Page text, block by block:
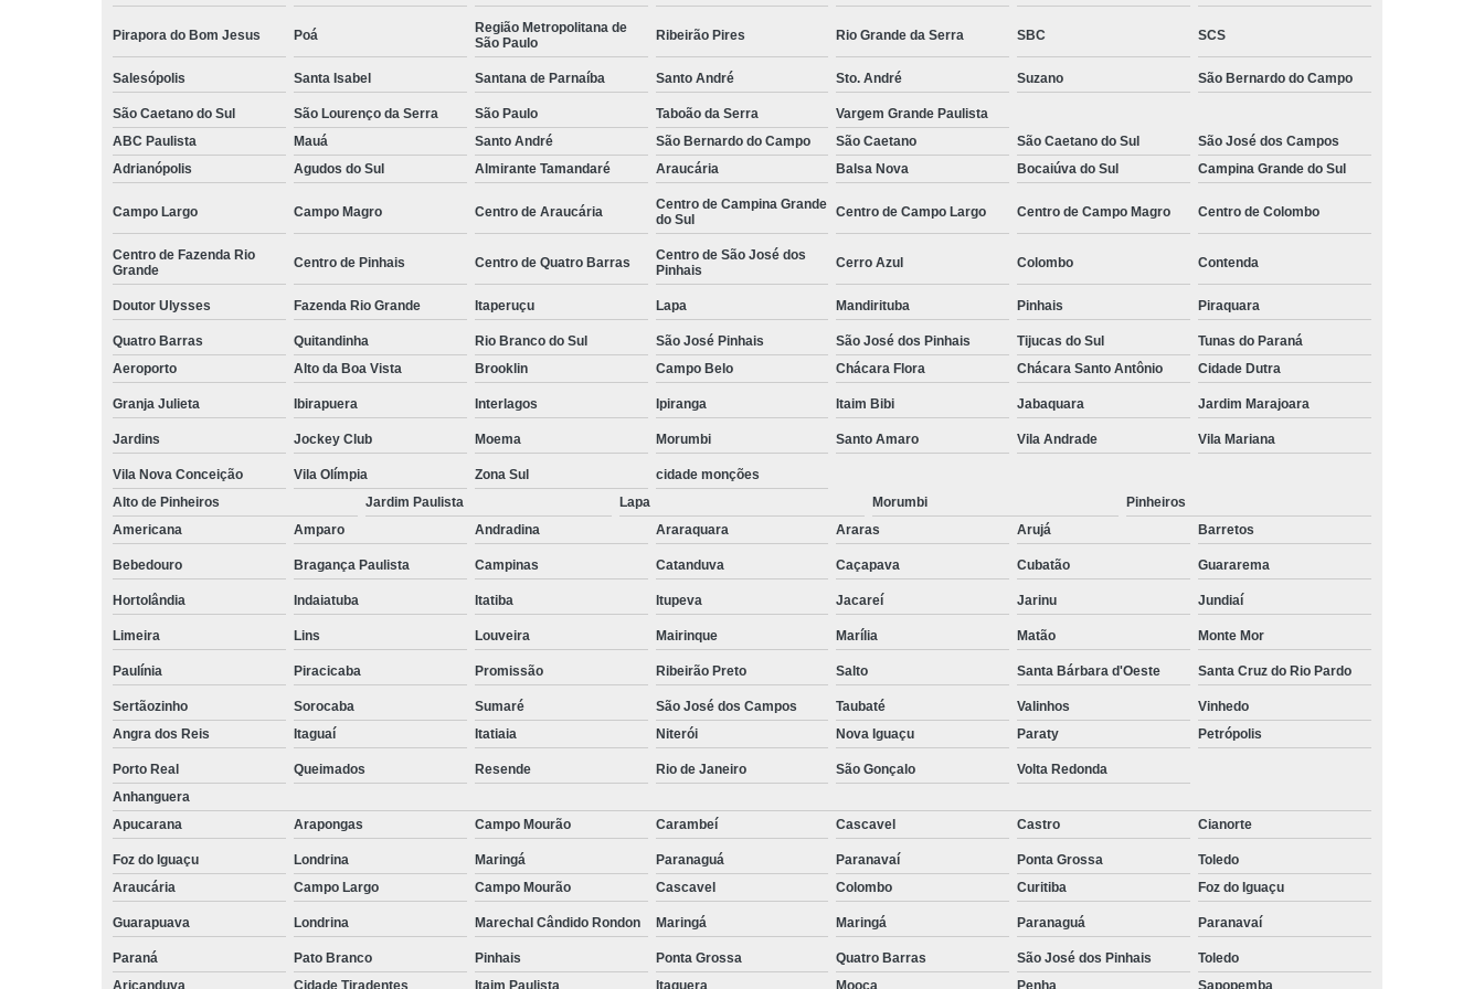
Serviços de
zeladoria
Serviços
terceirizados de
ajudante
Serviços
terceirizados de
Terceirização de
almoxarifes
Terceirização de
cargas e
Terceirização de
conferentes
empilhadeiras
Terceirização de
empilhadeiristas
Terceirização de
facilities
Terceirização de
limpezas
Terceirização de
movimentação
Terceirização de
serviço
Terceirizações
de mão de obra
Empresa de Monitoramento e Segurança
Empresa de Monitoramento Residencial
Empresa Especializada em Monitoramento
Empresa Monitoramento 24 Horas
Empresa Terceirizada de Monitoramento
Empresa de Jardinagem e Paisagismo
Empresa de Paisagismo
Empresa de Paisagismo e Jardinagem Predial
Empresa de Paisagismo Predial
Empresa de Paisagismo Terceirizado
Empresa Especializada em Paisagismo
Empresa Especializada em Paisagismo Predial
Empresa Jardinagem e Paisagismo
Empresa Paisagismo e Jardinagem
Empresa de Consultoria de Recrutamento e Seleção
Empresa de Recrutamento e Seleção de Pessoas
Empresa de Recrutamento e Seleção Mais Próximo de Mim
Empresa de Recrutamento e Seleção Perto de Mim
Empresa de Recrutamento e Seleção Próximo de Mim
Empresa de Seleção e Recrutamento
Empresa Especialista em Recrutamento e Seleção
Empresa Especializada em Recrutamento e Seleção
Empresa Recrutamento e Seleção
Empresa de Terceirização
Empresa de Terceirização de Limpeza
Empresa de Terceirização de Mão de Obra
Empresa de Terceirização de Portaria
Pirapora do Bom Jesus Poá
Região Metropolitana de
São Paulo
Ribeirão Pires Rio Grande da Serra SBC SCS
Salesópolis Santa Isabel Santana de Parnaíba Santo André Sto. André Suzano São Bernardo do Campo
São Caetano do Sul São Lourenço da Serra São Paulo Taboão da Serra
Vargem Grande Paulista
ABC Paulista
Mauá Santo André São Bernardo do Campo São Caetano São Caetano do Sul
São José dos Campos
Adrianópolis
Agudos do Sul Almirante Tamandaré Araucária Balsa Nova Bocaiúva do Sul Campina Grande do Sul
Campo Largo Campo Magro Centro de Araucária
Centro de Campina Grande
do Sul
Centro de Campo Largo Centro de Campo Magro Centro de Colombo
Centro de Fazenda Rio
Grande
Centro de Pinhais Centro de Quatro Barras
Centro de São José dos
Pinhais
Cerro Azul Colombo Contenda
Doutor Ulysses Fazenda Rio Grande Itaperuçu Lapa Mandirituba Pinhais Piraquara
Quatro Barras Quitandinha Rio Branco do Sul São José Pinhais São José dos Pinhais Tijucas do Sul
Tunas do Paraná
Aeroporto
Alto da Boa Vista Brooklin Campo Belo Chácara Flora Chácara Santo Antônio Cidade Dutra
Granja Julieta Ibirapuera Interlagos Ipiranga Itaim Bibi Jabaquara Jardim Marajoara
Jardins Jockey Club Moema Morumbi Santo Amaro Vila Andrade Vila Mariana
Vila Nova Conceição Vila Olímpia Zona Sul
cidade monções
Alto de Pinheiros
Jardim Paulista Lapa Morumbi
Pinheiros
Americana
Amparo Andradina Araraquara Araras Arujá Barretos
Bebedouro Bragança Paulista Campinas Catanduva Caçapava Cubatão Guararema
Hortolândia Indaiatuba Itatiba Itupeva Jacareí Jarinu Jundiaí
Limeira Lins Louveira Mairinque Marília Matão Monte Mor
Paulínia Piracicaba Promissão Ribeirão Preto Salto Santa Bárbara d'Oeste Santa Cruz do Rio Pardo
Sertãozinho Sorocaba Sumaré São José dos Campos Taubaté Valinhos
Vinhedo
Angra dos Reis
Itaguaí Itatiaia Niterói Nova Iguaçu Paraty Petrópolis
Porto Real Queimados Resende Rio de Janeiro São Gonçalo
Volta Redonda
Anhanguera
Apucarana
Arapongas Campo Mourão Carambeí Cascavel Castro Cianorte
Foz do Iguaçu Londrina Maringá Paranaguá Paranavaí Ponta Grossa
Toledo
Araucária
Campo Largo Campo Mourão Cascavel Colombo Curitiba Foz do Iguaçu
Guarapuava Londrina Marechal Cândido Rondon Maringá Maringá Paranaguá Paranavaí
Paraná Pato Branco Pinhais Ponta Grossa Quatro Barras São José dos Pinhais
Toledo
Aricanduva
Cidade Tiradentes Itaim Paulista Itaquera Mooca Penha Sapopemba